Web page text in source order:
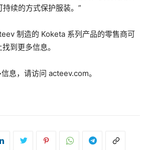
续的方式保护服装。”
制造的 Koketa 系列产品的零售商可
到更多信息。
息，请访问 acteev.com。